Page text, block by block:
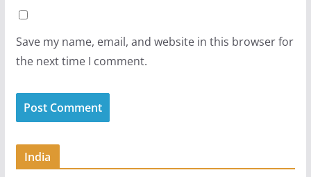
Save my name, email, and website in this browser for
the next time I comment.
India